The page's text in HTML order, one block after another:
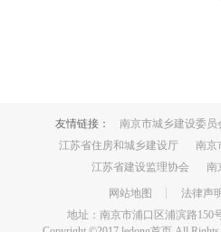
友情链接： 南京市城乡建设委员
江苏省住房和城乡建设厅
南京
江苏省建设监理协会
南
网站地图 法律声
地址：南京市浦口区浦滨路150